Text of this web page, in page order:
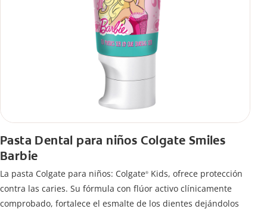
Pasta Dental para niños Colgate Smiles
Barbie
La pasta Colgate para niños: Colgate® Kids, ofrece protección
contra las caries. Su fórmula con flúor activo clínicamente
comprobado, fortalece el esmalte de los dientes dejándolos